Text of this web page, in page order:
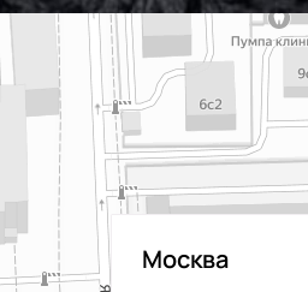
Москва